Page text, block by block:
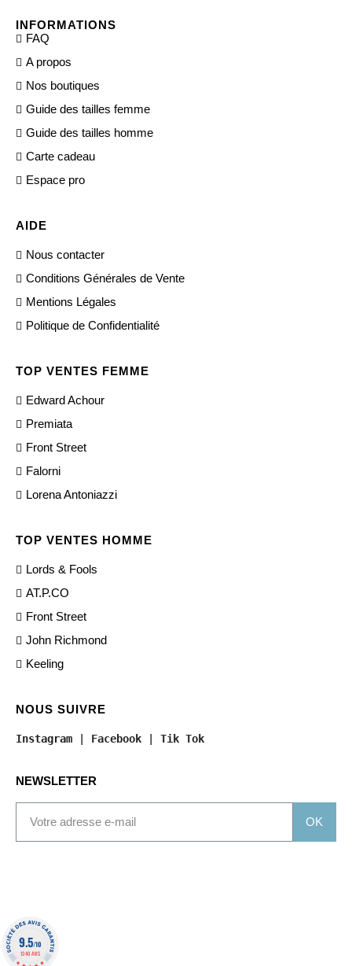
INFORMATIONS
FAQ
A propos
Nos boutiques
Guide des tailles femme
Guide des tailles homme
Carte cadeau
Espace pro
AIDE
Nous contacter
Conditions Générales de Vente
Mentions Légales
Politique de Confidentialité
TOP VENTES FEMME
Edward Achour
Premiata
Front Street
Falorni
Lorena Antoniazzi
TOP VENTES HOMME
Lords & Fools
AT.P.CO
Front Street
John Richmond
Keeling
NOUS SUIVRE
Instagram Facebook Tik Tok
NEWSLETTER
OK
9.5/10
1340 AVIS